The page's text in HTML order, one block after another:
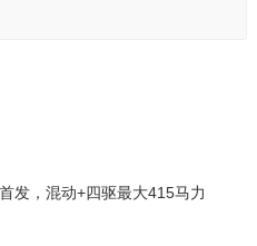
发，混动+四驱最大415马力